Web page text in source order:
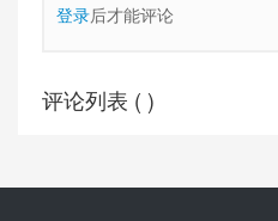
登录后才能评论
评论列表 ( )